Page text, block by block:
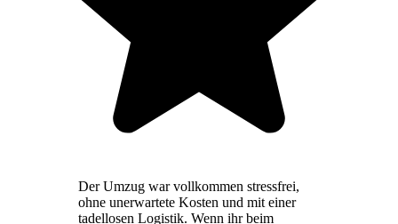
Der Umzug war vollkommen stressfrei,
ohne unerwartete Kosten und mit einer
tadellosen Logistik. Wenn ihr beim